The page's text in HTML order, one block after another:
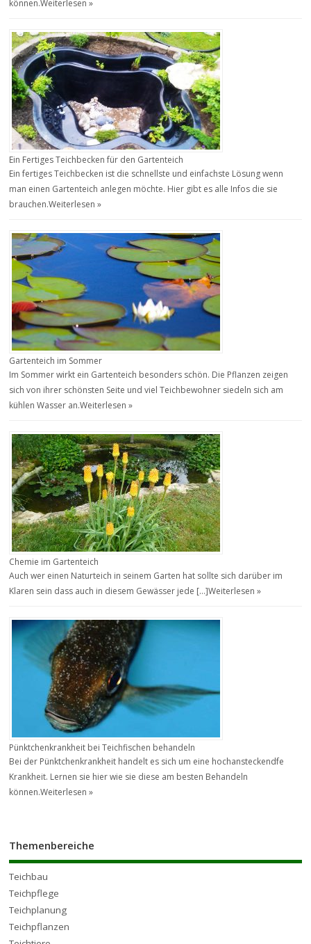
können.Weiterlesen »
Ein Fertiges Teichbecken für den Gartenteich
Ein fertiges Teichbecken ist die schnellste und einfachste Lösung wenn
man einen Gartenteich anlegen möchte. Hier gibt es alle Infos die sie
brauchen.Weiterlesen »
Gartenteich im Sommer
Im Sommer wirkt ein Gartenteich besonders schön. Die Pflanzen zeigen
sich von ihrer schönsten Seite und viel Teichbewohner siedeln sich am
kühlen Wasser an.Weiterlesen »
Chemie im Gartenteich
Auch wer einen Naturteich in seinem Garten hat sollte sich darüber im
Klaren sein dass auch in diesem Gewässer jede […]Weiterlesen »
Pünktchenkrankheit bei Teichfischen behandeln
Bei der Pünktchenkrankheit handelt es sich um eine hochansteckendfe
Krankheit. Lernen sie hier wie sie diese am besten Behandeln
können.Weiterlesen »
Themenbereiche
Teichbau
Teichpflege
Teichplanung
Teichpflanzen